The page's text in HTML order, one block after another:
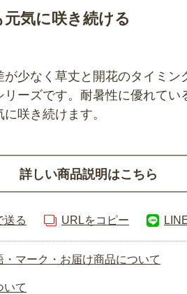
気に咲き続ける
が少なく草丈と開花のタイミン
リーズです。耐暑性に優れてい
咲き続けます。
詳しい商品説明はこちら
送る URLをコピー
・マーク・お届け商品について
いて